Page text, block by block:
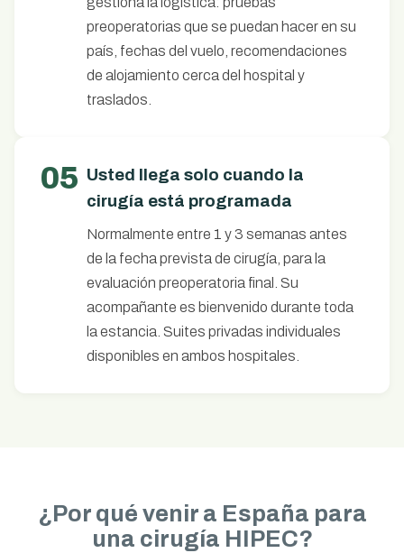
preoperatorias que se puedan hacer en su
país, fechas del vuelo, recomendaciones
de alojamiento cerca del hospital y
traslados.
05 Usted llega solo cuando la
cirugía está programada
Normalmente entre 1 y 3 semanas antes
de la fecha prevista de cirugía, para la
evaluación preoperatoria final. Su
acompañante es bienvenido durante toda
la estancia. Suites privadas individuales
disponibles en ambos hospitales.
¿Por qué venir a España para
una cirugía HIPEC?